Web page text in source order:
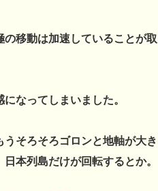
移動は加速していることが取
なってしまいました。
そろそろゴロンと地軸が大き
本列島だけが回転するとか。